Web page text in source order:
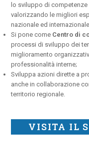
lo sviluppo di competenze
valorizzando le migliori
nazionale ed
Si pone come Centro di
processi di sviluppo dei
miglioramento
professionalità interne;
Sviluppa azioni dirette a
anche in collaborazione
territorio regionale.
VISITA IL